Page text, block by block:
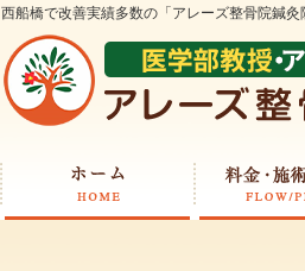
西船橋で改善実績多数の「アレーズ整骨院鍼灸